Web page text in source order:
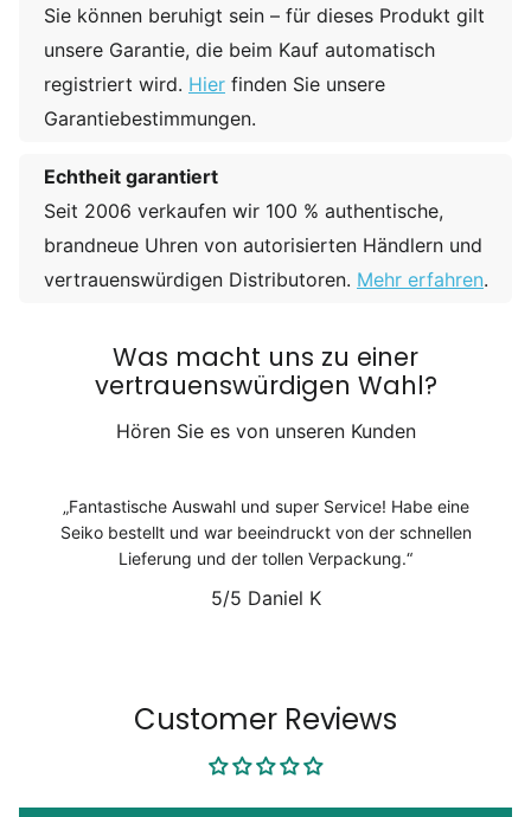
Sie können beruhigt sein – für dieses Produkt gilt
unsere Garantie, die beim Kauf automatisch
registriert wird. Hier finden Sie unsere
Garantiebestimmungen.
Echtheit garantiert
Seit 2006 verkaufen wir 100 % authentische,
brandneue Uhren von autorisierten Händlern und
vertrauenswürdigen Distributoren. Mehr erfahren.
Was macht uns zu einer
vertrauenswürdigen Wahl?
Hören Sie es von unseren Kunden
Fantastische Auswahl und super Service! Habe eine
Seiko bestellt und war beeindruckt von der schnellen
Lieferung und der tollen Verpackung.
5/5 Daniel K
Customer Reviews